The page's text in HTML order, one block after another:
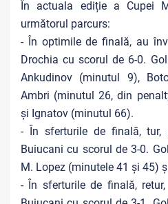
În actuala ediție a Cupei
următorul parcurs:
- În optimile de finală, au
Drochia cu scorul de 6-0.
Ankudinov (minutul 9),
Ambri (minutul 26, din
și Ignatov (minutul 66).
- În sferturile de finală, tur,
Buiucani cu scorul de 3-0.
M. Lopez (minutele 41 și 45)
- În sferturile de finală,